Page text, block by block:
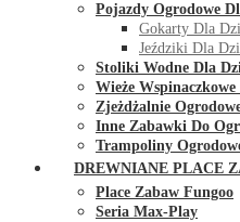
Pojazdy Ogrodowe
Gokarty Dla
Jeździki Dla
Stoliki Wodne Dla
Wieże
Zjeżdżalnie
Inne Zabawki Do
Trampoliny
DREWNIANE PLACE
Place Zabaw Fungoo
Seria Max-Play